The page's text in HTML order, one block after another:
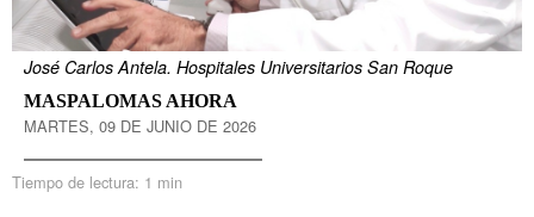
José Carlos Antela. Hospitales Universitarios San Roque
MASPALOMAS AHORA
MARTES, 09 DE JUNIO DE 2026
Tiempo de lectura: 1 min